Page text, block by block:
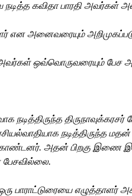
நடித்த கவிதா பாரதி அவர்கள்
என அனைவரையும்
ஒவ்வொருவரையும் பேச
நடித்திருந்த திருநாவுக்கரசர்
நடித்திருந்த மதன்
கொண்டனர். அதன் பிறகு இணை
பேசவில்லை.
பாராட்டுரையை எழுத்தாளர்